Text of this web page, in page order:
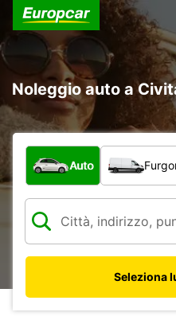
Noleggio auto a
Scegli la tipologia di
Auto
Seleziona